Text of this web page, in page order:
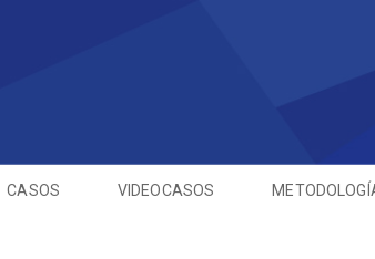
CASOS VIDEOCASOS